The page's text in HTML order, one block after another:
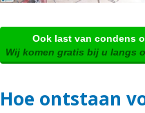
Ook last van condens
Wij komen gratis bij u langs
Hoe ontstaan